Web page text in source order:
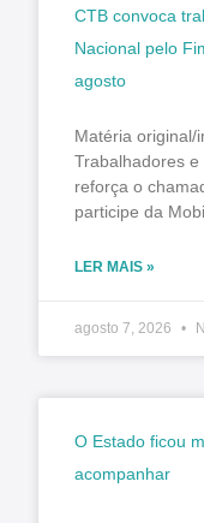
CTB convoca
Nacional pelo
agosto
Matéria original/
Trabalhadores
reforça o
participe da
LER MAIS »
agosto 7, 2026
O Estado ficou
acompanhar